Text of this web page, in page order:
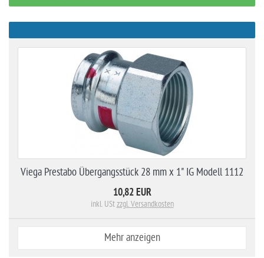
Viega Prestabo Übergangsstück 28 mm x 1" IG Modell 1112
10,82 EUR
inkl. UStzzgl. Versandkosten
Mehr anzeigen